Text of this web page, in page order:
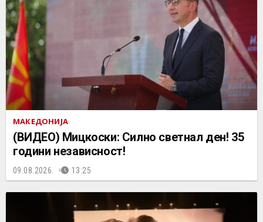
МАКЕДОНИЈА
(ВИДЕО) Мицкоски: Силно светнал ден! 35
години независност!
09.08.2026. 13:25